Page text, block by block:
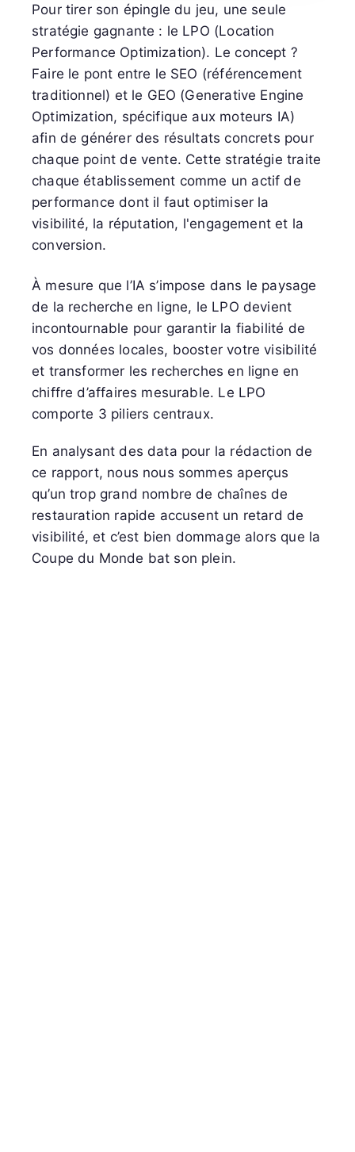
Pour tirer son épingle du jeu, une seule
stratégie gagnante : le LPO (Location
Performance Optimization). Le concept ?
Faire le pont entre le SEO (référencement
traditionnel) et le GEO (Generative Engine
Optimization, spécifique aux moteurs IA)
afin de générer des résultats concrets pour
chaque point de vente. Cette stratégie traite
chaque établissement comme un actif de
performance dont il faut optimiser la
visibilité, la réputation, l'engagement et la
conversion.
À mesure que l’IA s’impose dans le paysage
de la recherche en ligne, le LPO devient
incontournable pour garantir la fiabilité de
vos données locales, booster votre visibilité
et transformer les recherches en ligne en
chiffre d’affaires mesurable. Le LPO
comporte 3 piliers centraux.
En analysant des data pour la rédaction de
ce rapport, nous nous sommes aperçus
qu’un trop grand nombre de chaînes de
restauration rapide accusent un retard de
visibilité, et c’est bien dommage alors que la
Coupe du Monde bat son plein.